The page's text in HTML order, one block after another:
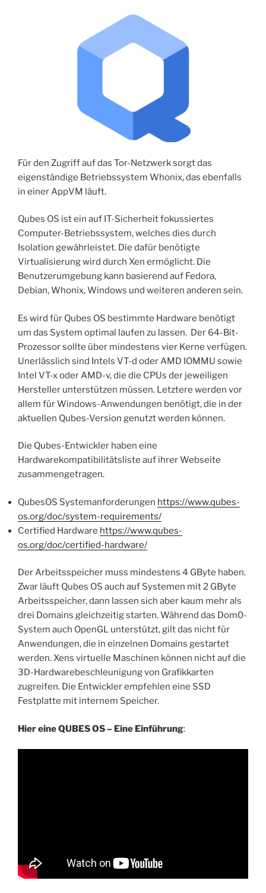
Für den Zugriff auf das Tor-Netzwerk sorgt das
eigenständige Betriebssystem Whonix, das ebenfalls
in einer AppVM läuft.
Qubes OS ist ein auf IT-Sicherheit fokussiertes
Computer-Betriebssystem, welches dies durch
Isolation gewährleistet. Die dafür benötigte
Virtualisierung wird durch Xen ermöglicht. Die
Benutzerumgebung kann basierend auf Fedora,
Debian, Whonix, Windows und weiteren anderen sein.
Es wird für Qubes OS bestimmte Hardware benötigt
um das System optimal laufen zu lassen. Der 64-Bit-
Prozessor sollte über mindestens vier Kerne verfügen.
Unerlässlich sind Intels VT-d oder AMD IOMMU sowie
Intel VT-x oder AMD-v, die die CPUs der jeweiligen
Hersteller unterstützen müssen. Letztere werden vor
allem für Windows-Anwendungen benötigt, die in der
aktuellen Qubes-Version genutzt werden können.
Die Qubes-Entwickler haben eine
Hardwarekompatibilitätsliste auf ihrer Webseite
zusammengetragen.
QubesOS Systemanforderungen https://www.qubes-
os.org/doc/system-requirements/
Certified Hardware https://www.qubes-
os.org/doc/certified-hardware/
Der Arbeitsspeicher muss mindestens 4 GByte haben.
Zwar läuft Qubes OS auch auf Systemen mit 2 GByte
Arbeitsspeicher, dann lassen sich aber kaum mehr als
drei Domains gleichzeitig starten. Während das Dom0-
System auch OpenGL unterstützt, gilt das nicht für
Anwendungen, die in einzelnen Domains gestartet
werden. Xens virtuelle Maschinen können nicht auf die
3D-Hardwarebeschleunigung von Grafikkarten
zugreifen. Die Entwickler empfehlen eine SSD
Festplatte mit internem Speicher.
Hier eine QUBES OS – Eine Einführung: